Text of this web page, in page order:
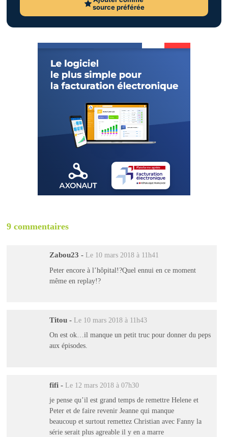
source préférée
9 commentaires
Zabou23 - Le 10 mars 2018 à 11h41
Peter encore à l’hôpital!?Quel ennui en ce moment
même en replay!?
Titou - Le 10 mars 2018 à 11h43
On est ok…il manque un petit truc pour donner du peps
aux épisodes.
fifi - Le 12 mars 2018 à 07h30
je pense qu’il est grand temps de remettre Helene et
Peter et de faire revenir Jeanne qui manque
beaucoup et surtout remettez Christian avec Fanny la
série serait plus agreable il y en a marre